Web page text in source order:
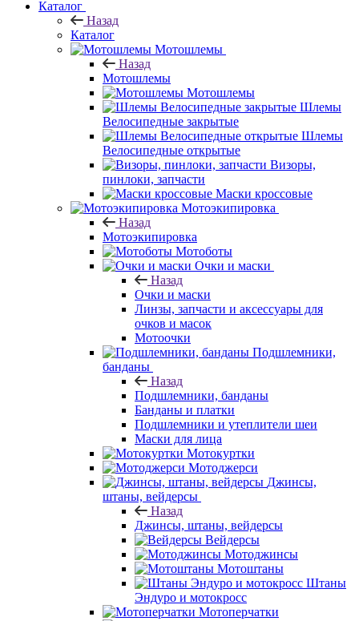
Каталог
Назад
Каталог
Мотошлемы
Назад
Мотошлемы
Мотошлемы
Шлемы
Велосипедные закрытые
Шлемы
Велосипедные открытые
Визоры,
пинлоки, запчасти
Маски кроссовые
Мотоэкипировка
Назад
Мотоэкипировка
Мотоботы
Очки и маски
Назад
Очки и маски
Линзы, запчасти и аксессуары для
очков и масок
Мотоочки
Подшлемники,
банданы
Назад
Подшлемники, банданы
Банданы и платки
Подшлемники и утеплители шеи
Маски для лица
Мотокуртки
Мотоджерси
Джинсы,
штаны, вейдерсы
Назад
Джинсы, штаны, вейдерсы
Вейдерсы
Мотоджинсы
Мотоштаны
Штаны
Эндуро и мотокросс
Мотоперчатки